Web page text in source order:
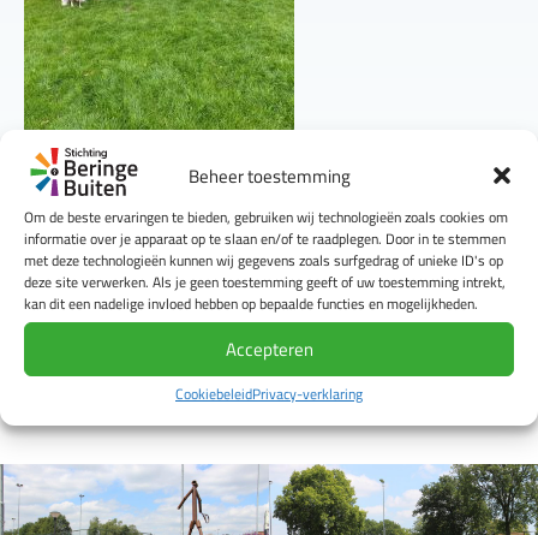
Beheer toestemming
Om de beste ervaringen te bieden, gebruiken wij technologieën zoals cookies om
informatie over je apparaat op te slaan en/of te raadplegen. Door in te stemmen
met deze technologieën kunnen wij gegevens zoals surfgedrag of unieke ID's op
deze site verwerken. Als je geen toestemming geeft of uw toestemming intrekt,
kan dit een nadelige invloed hebben op bepaalde functies en mogelijkheden.
Accepteren
CookiebeleidPrivacy-verklaring